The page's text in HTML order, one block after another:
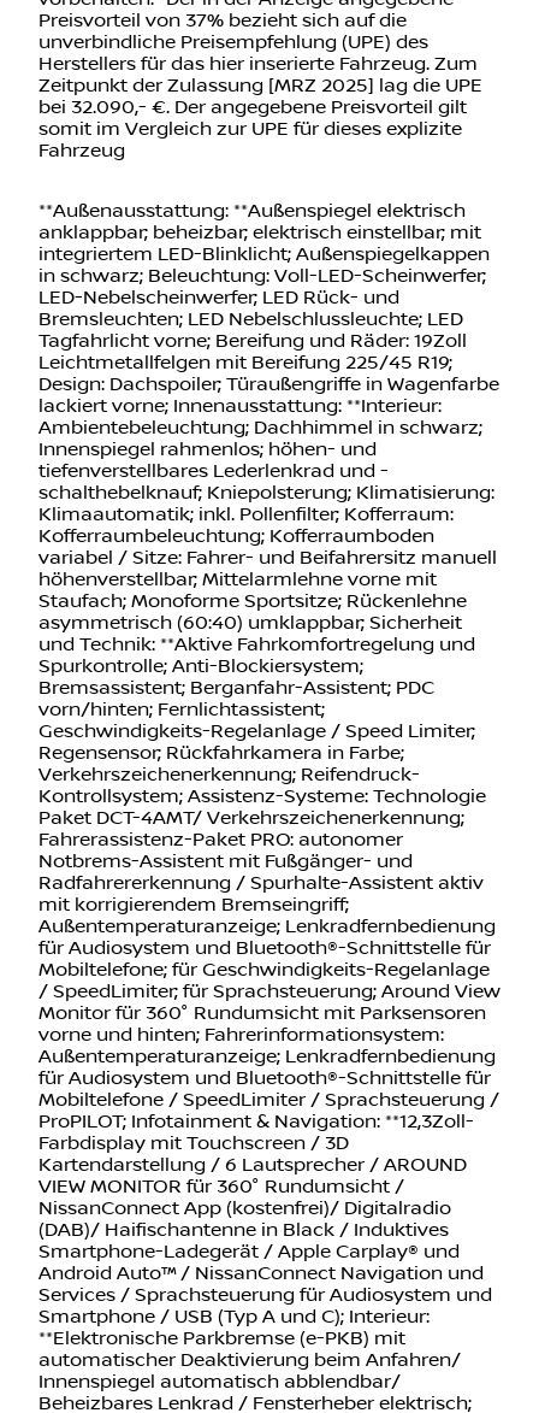
Preisvorteil von 37% bezieht sich auf die
unverbindliche Preisempfehlung (UPE) des
Herstellers für das hier inserierte Fahrzeug. Zum
Zeitpunkt der Zulassung [MRZ 2025] lag die UPE
bei 32.090,- €. Der angegebene Preisvorteil gilt
somit im Vergleich zur UPE für dieses explizite
Fahrzeug
**Außenausstattung: **Außenspiegel elektrisch
anklappbar; beheizbar; elektrisch einstellbar; mit
integriertem LED-Blinklicht; Außenspiegelkappen
in schwarz; Beleuchtung: Voll-LED-Scheinwerfer;
LED-Nebelscheinwerfer; LED Rück- und
Bremsleuchten; LED Nebelschlussleuchte; LED
Tagfahrlicht vorne; Bereifung und Räder: 19Zoll
Leichtmetallfelgen mit Bereifung 225/45 R19;
Design: Dachspoiler; Türaußengriffe in Wagenfarbe
lackiert vorne; Innenausstattung: **Interieur:
Ambientebeleuchtung; Dachhimmel in schwarz;
Innenspiegel rahmenlos; höhen- und
tiefenverstellbares Lederlenkrad und -
schalthebelknauf; Kniepolsterung; Klimatisierung:
Klimaautomatik; inkl. Pollenfilter; Kofferraum:
Kofferraumbeleuchtung; Kofferraumboden
variabel / Sitze: Fahrer- und Beifahrersitz manuell
höhenverstellbar; Mittelarmlehne vorne mit
Staufach; Monoforme Sportsitze; Rückenlehne
asymmetrisch (60:40) umklappbar; Sicherheit
und Technik: **Aktive Fahrkomfortregelung und
Spurkontrolle; Anti-Blockiersystem;
Bremsassistent; Berganfahr-Assistent; PDC
vorn/hinten; Fernlichtassistent;
Geschwindigkeits-Regelanlage / Speed Limiter;
Regensensor; Rückfahrkamera in Farbe;
Verkehrszeichenerkennung; Reifendruck-
Kontrollsystem; Assistenz-Systeme: Technologie
Paket DCT-4AMT/ Verkehrszeichenerkennung;
Fahrerassistenz-Paket PRO: autonomer
Notbrems-Assistent mit Fußgänger- und
Radfahrererkennung / Spurhalte-Assistent aktiv
mit korrigierendem Bremseingriff;
Außentemperaturanzeige; Lenkradfernbedienung
für Audiosystem und Bluetooth®-Schnittstelle für
Mobiltelefone; für Geschwindigkeits-Regelanlage
/ SpeedLimiter; für Sprachsteuerung; Around View
Monitor für 360° Rundumsicht mit Parksensoren
vorne und hinten; Fahrerinformationsystem:
Außentemperaturanzeige; Lenkradfernbedienung
für Audiosystem und Bluetooth®-Schnittstelle für
Mobiltelefone / SpeedLimiter / Sprachsteuerung /
ProPILOT; Infotainment & Navigation: **12,3Zoll-
Farbdisplay mit Touchscreen / 3D
Kartendarstellung / 6 Lautsprecher / AROUND
VIEW MONITOR für 360° Rundumsicht /
NissanConnect App (kostenfrei)/ Digitalradio
(DAB)/ Haifischantenne in Black / Induktives
Smartphone-Ladegerät / Apple Carplay® und
Android Auto™ / NissanConnect Navigation und
Services / Sprachsteuerung für Audiosystem und
Smartphone / USB (Typ A und C); Interieur:
**Elektronische Parkbremse (e-PKB) mit
automatischer Deaktivierung beim Anfahren/
Innenspiegel automatisch abblendbar/
Beheizbares Lenkrad / Fensterheber elektrisch;